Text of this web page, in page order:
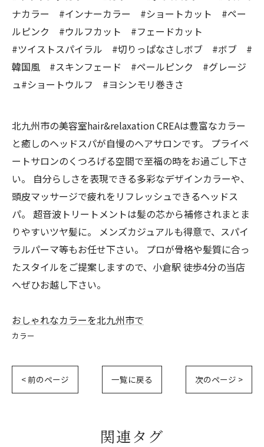
ナカラー #インナーカラー #ショートカット #ペー
ルピンク #ウルフカット #フェードカット
#ツイストスパイラル #切りっぱなさしボブ #ボブ #
韓国風 #スキンフェード #ペールピンク #グレージ
ュ#ショートウルフ #ヨシンモリ巻きさ
北九州市の美容室hair&relaxation CREAは豊富なカラー
と癒しのヘッドスパが自慢のヘアサロンです。 プライベ
ートサロンのくつろげる空間で至福の時をお過ごし下さ
い。 自分らしさを表現できる多彩なデザインカラーや、
頭皮マッサージで疲れをリフレッシュできるヘッドス
パ。 超音波トリートメントは髪の芯から補修されまとま
りやすいツヤ髪に。 メンズカジュアルも得意で、スパイ
ラルパーマ等もお任せ下さい。 プロが骨格や髪質に合っ
たスタイルをご提案しますので、小倉駅 徒歩4分の当店
へぜひお越し下さい。
おしゃれなカラーを北九州市で
カラー
< 前のページ 一覧に戻る 次のページ >
関連タグ